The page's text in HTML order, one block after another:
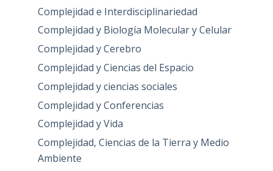
Complejidad e Interdisciplinariedad
Complejidad y Biología Molecular y Celular
Complejidad y Cerebro
Complejidad y Ciencias del Espacio
Complejidad y ciencias sociales
Complejidad y Conferencias
Complejidad y Vida
Complejidad, Ciencias de la Tierra y Medio
Ambiente